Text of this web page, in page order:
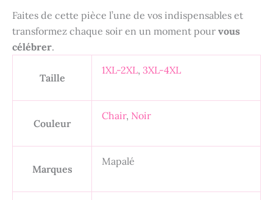
Faites de cette pièce l’une de vos indispensables et
transformez chaque soir en un moment pour vous
célébrer.
Taille
1XL-2XL, 3XL-4XL
Couleur
Chair, Noir
Marques
Mapalé